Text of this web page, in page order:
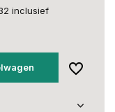
inclusief